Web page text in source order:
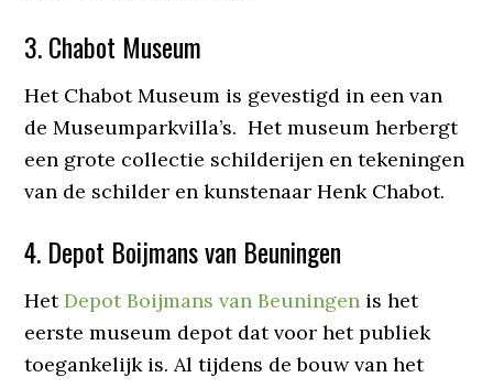
3. Chabot Museum
Het Chabot Museum is gevestigd in een van
de Museumparkvilla’s. Het museum herbergt
een grote collectie schilderijen en tekeningen
van de schilder en kunstenaar Henk Chabot.
4. Depot Boijmans van Beuningen
HetDepot Boijmans van Beuningen is het
eerste museum depot dat voor het publiek
toegankelijk is. Al tijdens de bouw van het